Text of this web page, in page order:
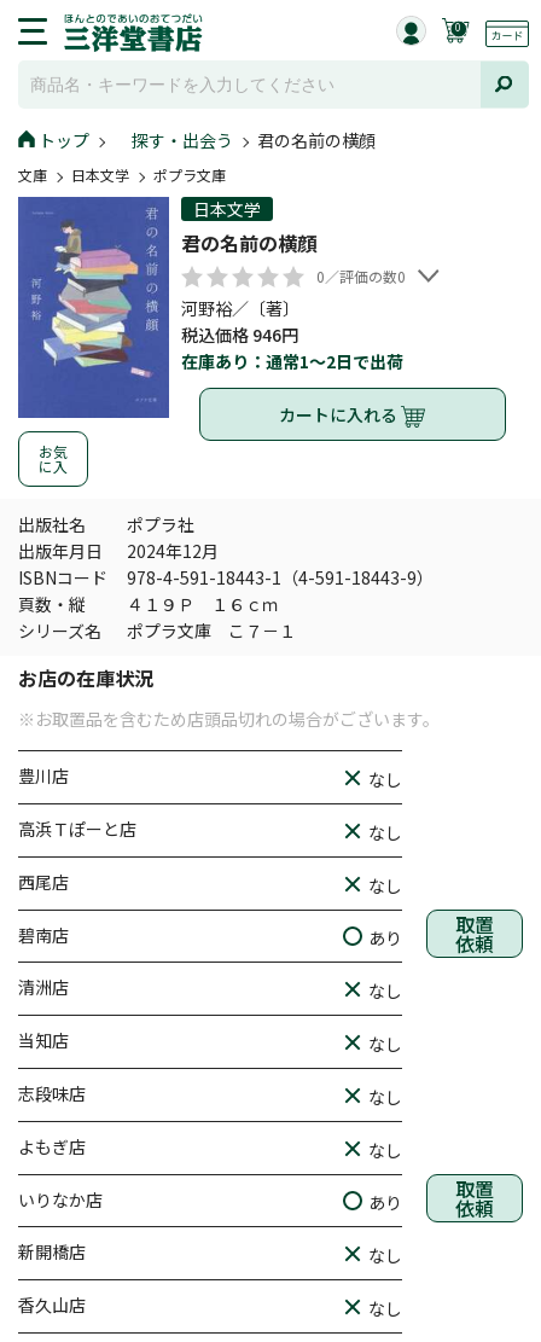
0
トップ 探す・出会う 君の名前の横顔
文庫 日本文学 ポプラ文庫
お気
に入
日本文学
君の名前の横顔
0／評価の数0
河野裕／〔著〕
税込価格 946円
在庫あり：通常1～2日で出荷
カートに入れる
出版社名
ポプラ社
出版年月日
2024年12月
ISBNコード
978-4-591-18443-1（4-591-18443-9）
頁数・縦
４１９Ｐ １６ｃｍ
シリーズ名
ポプラ文庫 こ７－１
お店の在庫状況
※お取置品を含むため店頭品切れの場合がございます。
豊川店 なし
高浜Ｔぽーと店 なし
西尾店 なし
碧南店 あり 取置
依頼
清洲店 なし
当知店 なし
志段味店 なし
よもぎ店 なし
いりなか店 あり 取置
依頼
新開橋店 なし
香久山店 なし